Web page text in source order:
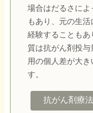
場合はだるさによ
もあり、元の生
経験することも
質は抗がん剤投
用の個人差が大
す。
抗がん剤療